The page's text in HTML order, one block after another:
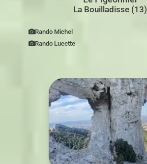
La Bouilladisse (13)
Rando Michel
Rando Lucette